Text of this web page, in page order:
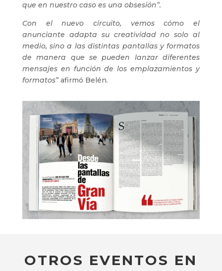
que en nuestro caso es una obsesión”.
Con el nuevo circuito, vemos cómo el
anunciante adapta su creatividad no solo al
medio, sinoa las distintas pantallas y formatos
de manera que se pueden lanzar diferentes
mensajes en función delos emplazamientos y
formatos”afirmó Belén.
OTROS EVENTOS EN